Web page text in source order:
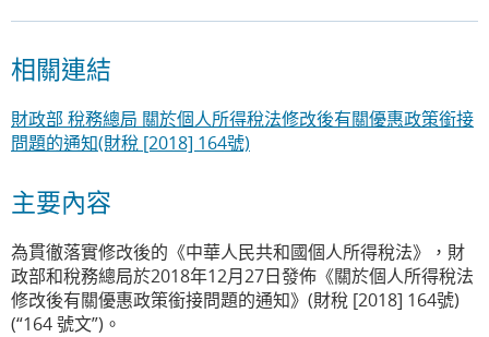
相關連結
財政部 稅務總局 關於個人所得稅法修改後有關優惠政策銜接
問題的通知(財稅 [2018] 164號)
主要內容
為貫徹落實修改後的《中華人民共和國個人所得稅法》，財
政部和稅務總局於2018年12月27日發佈《關於個人所得稅法
修改後有關優惠政策銜接問題的通知》(財稅 [2018] 164號)
(“164 號文”)。